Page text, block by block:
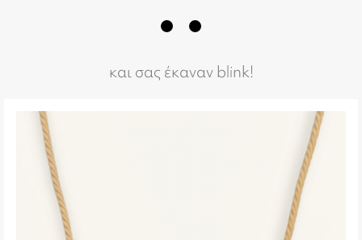
και σας έκαναν blink!